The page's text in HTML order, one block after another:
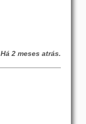
Há 2 meses atrás.